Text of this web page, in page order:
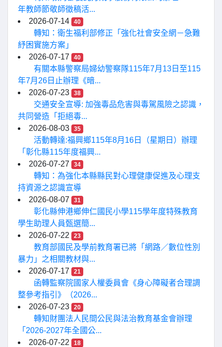
年教師節敬師徵稿活...
2026-07-14
40
轉知：衛生福利部修正「強化社會安全網－急難
紓困實施方案」
2026-07-17
40
有關本縣警察局婦幼警察隊115年7月13日至115
年7月26日止辦理《暗...
2026-07-23
38
交通安全宣導: 加強毒品危害與毒駕風險之認識，
共同營造「拒絕毒...
2026-08-03
35
活動轉達:福興鄉115年8月16日（星期日）辦理
「彰化縣115年度福興...
2026-07-27
34
轉知：為強化本縣縣民對心理健康促進及心理支
持資源之認識宣導
2026-08-07
31
彰化縣伸港鄉伸仁國民小學115學年度特殊教育
學生助理人員甄選簡...
2026-07-22
23
教育部國民及學前教育署已將「網路／數位性別
暴力」之相關教材與...
2026-07-17
21
函轉監察院國家人權委員會《身心障礙者合理調
整參考指引》（2026...
2026-07-23
20
轉知財團法人民間公民與法治教育基金會辦理
「2026-2027年全國公...
2026-07-22
18